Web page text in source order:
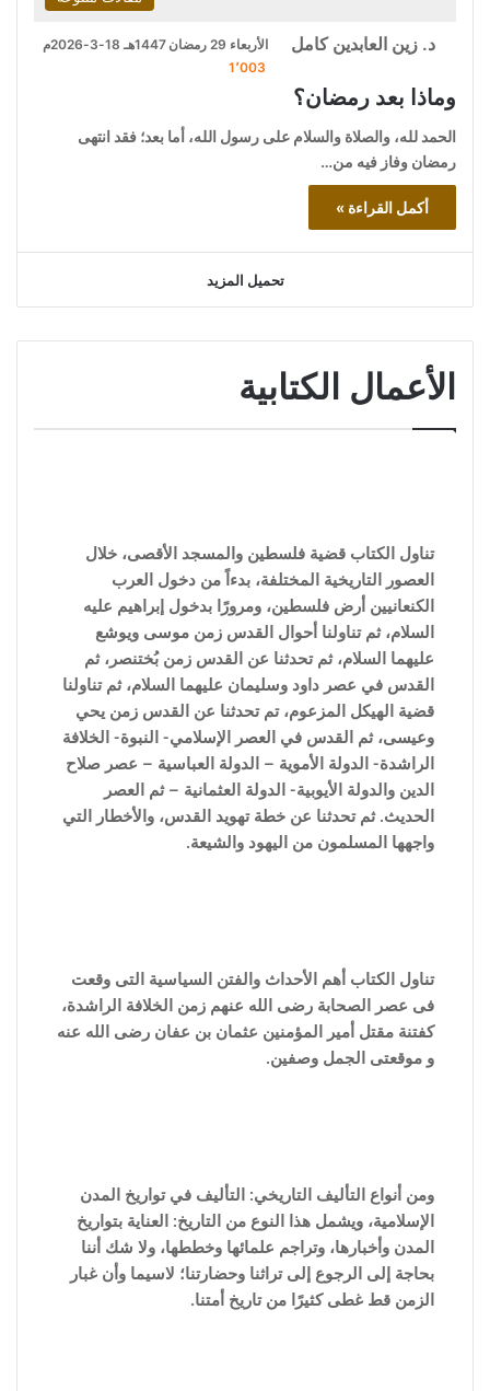
د. زين العابدين كامل
الأربعاء 29 رمضان 1447هـ 18-3-2026م
1٬003
وماذا بعد رمضان؟
الحمد لله، والصلاة والسلام على رسول الله، أما بعد؛ فقد انتهى
رمضان وفاز فيه من…
أكمل القراءة »
تحميل المزيد
الأعمال الكتابية
تناول الكتاب قضية فلسطين والمسجد الأقصى، خلال
العصور التاريخية المختلفة، بدءاً من دخول العرب
الكنعانيين أرض فلسطين، ومرورًا بدخول إبراهيم عليه
السلام، ثم تناولنا أحوال القدس زمن موسى ويوشع
عليهما السلام، ثم تحدثنا عن القدس زمن بُختنصر، ثم
القدس في عصر داود وسليمان عليهما السلام، ثم تناولنا
قضية الهيكل المزعوم، تم تحدثنا عن القدس زمن يحي
وعيسى، ثم القدس في العصر الإسلامي- النبوة- الخلافة
الراشدة- الدولة الأموية – الدولة العباسية – عصر صلاح
الدين والدولة الأيوبية- الدولة العثمانية – ثم العصر
الحديث. ثم تحدثنا عن خطة تهويد القدس، والأخطار التي
واجهها المسلمون من اليهود والشيعة.
تناول الكتاب أهم الأحداث والفتن ا لسياسية التى وقعت
فى عصر الصحابة رضى الله عنهم زمن الخلافة الراشدة،
كفتنة مقتل أمير المؤمنين عثمان بن عفان رضى الله عنه
و موقعتى الجمل وصفين.
ومن أنواع التأليف التاريخي: التأليف في تواريخ المدن
الإسلامية، ويشمل هذا النوع من التاريخ: العناية بتواريخ
المدن وأخبارها، وتراجم علمائها وخططها، ولا شك أننا
بحاجة إلى الرجوع إلى تراثنا وحضارتنا؛ لاسيما وأن غبار
الزمن قط غطى كثيرًا من تاريخ أمتنا.